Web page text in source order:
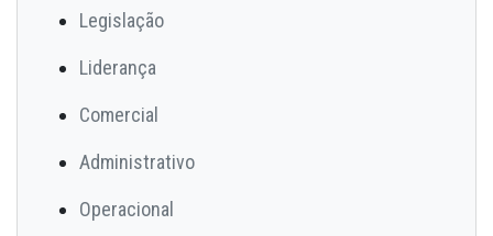
Legislação
Liderança
Comercial
Administrativo
Operacional